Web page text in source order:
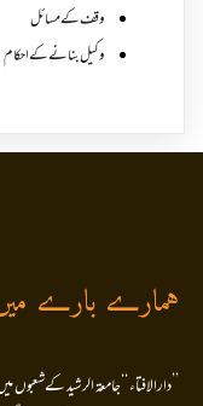
وقف کے مسائل
وکیل بنانے کے احکام
ہمارے بارے
’’دارالافتاء ‘‘جامعۃ الرشید